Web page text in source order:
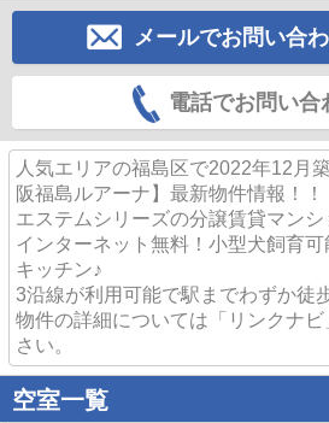
メールでお問い合
電話でお問い合
人気エリアの福島区で2022年12月
阪福島ルアーナ】最新物件情報！！
エステムシリーズの分譲賃貸マンシ
インターネット無料！小型犬飼育
キッチン♪
3沿線が利用可能で駅までわずか徒
物件の詳細については「リンクナ
さい。
空室一覧